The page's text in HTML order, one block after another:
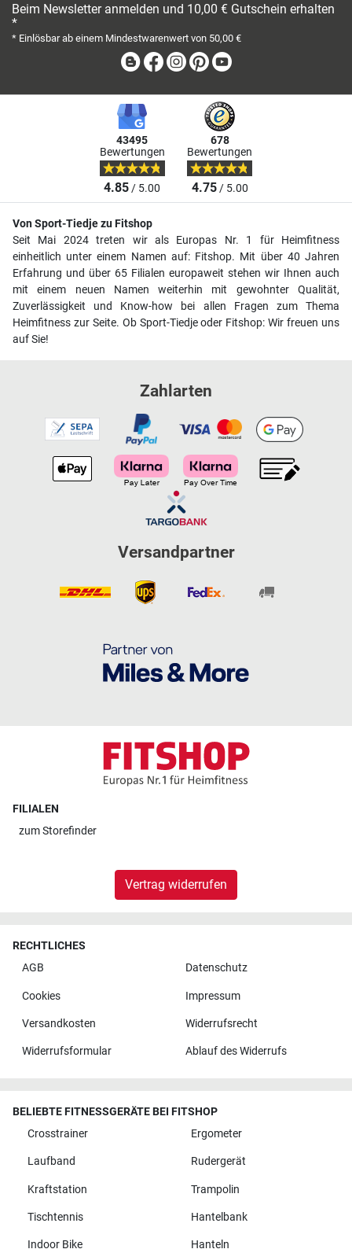
Beim Newsletter anmelden und 10,00 € Gutschein erhalten
*
* Einlösbar ab einem Mindestwarenwert von 50,00 €
BlogFacebook
Instagram
Pinterest
43495
Bewertungen
4.85/ 5.00
678
Bewertungen
4.75/ 5.00
Von Sport-Tiedje zu Fitshop
Seit Mai 2024 treten wir als Europas Nr. 1 für Heimfitness
einheitlich unter einem Namen auf: Fitshop. Mit über 40 Jahren
Erfahrung und über 65 Filialen europaweit stehen wir Ihnen auch
mit einem neuen Namen weiterhin mit gewohnter Qualität,
Zuverlässigkeit und Know-how bei allen Fragen zum Thema
Heimfitness zur Seite. Ob Sport-Tiedje oder Fitshop: Wir freuen uns
auf Sie!
Zahlarten
Versandpartner
FILIALEN
zumStorefinder
Vertrag widerrufen
RECHTLICHES
AGB
Datenschutz
Cookies Impressum
Versandkosten Widerrufsrecht
Widerrufsformular Ablauf des Widerrufs
BELIEBTE FITNESSGERÄTE BEI FITSHOP
Crosstrainer
Ergometer
Laufband Rudergerät
Kraftstation Trampolin
Tischtennis Hantelbank
Indoor Bike Hanteln